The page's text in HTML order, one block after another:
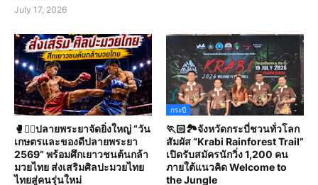
July 17, 2026
🥊🤼‍♀️ปลายพระยาจัดยิ่งใหญ่ “วัน
เกษตรและของดีปลายพระยา
2569” พร้อมศึกเยาวชนต้นกล้า
มวยไทย ส่งเสริมศิลปะมวยไทย
ไทยสู่คนรุ่นใหม่
กระบี่
🏃🏻🏞️จังหวัดกระบี่ชวนทั่วโลก
สัมผัส “Krabi Rainforest Trail”
เปิดรับสมัครนักวิ่ง 1,200 คน
ภายใต้แนวคิด Welcome to
the Jungle